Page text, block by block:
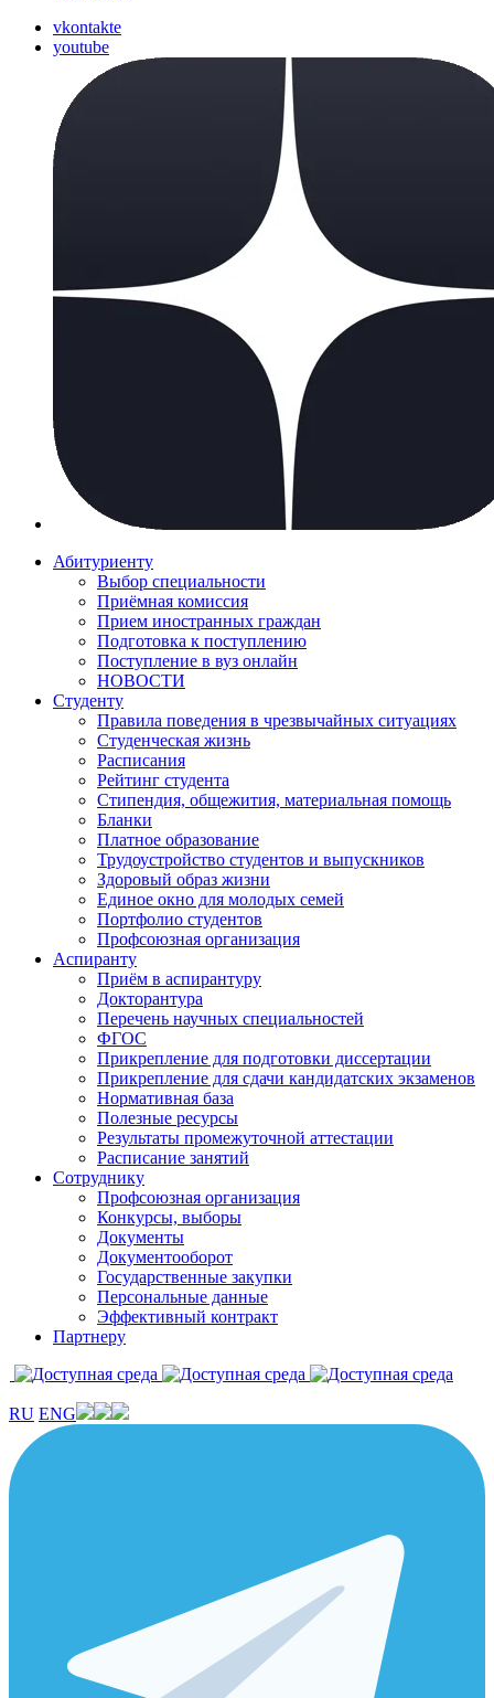
vkontakte
youtube
Абитуриенту
Выбор специальности
Приёмная комиссия
Прием иностранных граждан
Подготовка к поступлению
Поступление в вуз онлайн
НОВОСТИ
Студенту
Правила поведения в чрезвычайных ситуациях
Студенческая жизнь
Расписания
Рейтинг студента
Стипендия, общежития, материальная помощь
Бланки
Платное образование
Трудоустройство студентов и выпускников
Здоровый образ жизни
Единое окно для молодых семей
Портфолио студентов
Профсоюзная организация
Аспиранту
Приём в аспирантуру
Докторантура
Перечень научных специальностей
ФГОС
Прикрепление для подготовки диссертации
Прикрепление для сдачи кандидатских экзаменов
Нормативная база
Полезные ресурсы
Результаты промежуточной аттестации
Расписание занятий
Сотруднику
Профсоюзная организация
Конкурсы, выборы
Документы
Документооборот
Государственные закупки
Персональные данные
Эффективный контракт
Партнеру
RU ENG